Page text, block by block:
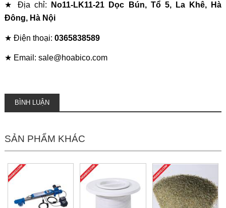
★ Địa chỉ:
No11-LK11-21 Dọc Bún, Tổ 5, La Khê, Hà
Đông, Hà Nội
★ Điện thoại: 0365838589
★ Email: sale@hoabico.com
BÌNH LUẬN
SẢN PHẨM KHÁC